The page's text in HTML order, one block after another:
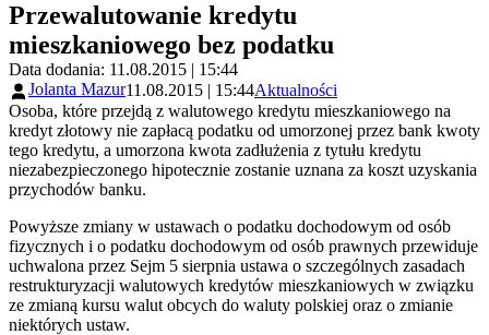
Przewalutowanie kredytu
mieszkaniowego bez podatku
Data dodania: 11.08.2015 | 15:44
Jolanta Mazur11.08.2015 | 15:44Aktualności
Osoba, które przejdą z walutowego kredytu mieszkaniowego na
kredyt złotowy nie zapłacą podatku od umorzonej przez bank kwoty
tego kredytu, a umorzona kwota zadłużenia z tytułu kredytu
niezabezpieczonego hipotecznie zostanie uznana za koszt uzyskania
przychodów banku.
Powyższe zmiany w ustawach o podatku dochodowym od osób
fizycznych i o podatku dochodowym od osób prawnych przewiduje
uchwalona przez Sejm 5 sierpnia ustawa o szczególnych zasadach
restrukturyzacji walutowych kredytów mieszkaniowych w związku
ze zmianą kursu walut obcych do waluty polskiej oraz o zmianie
niektórych ustaw.